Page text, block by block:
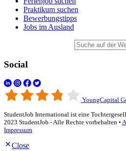
Praktikum suchen
Bewerbungstipps
Jobs im Ausland
Social
YoungCapital
StudentJob International ist eine
2023 StudentJob - Alle Rechte vorbehalten •
Impressum
Close